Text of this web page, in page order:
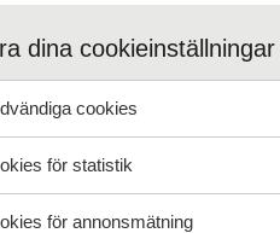
Black friday, Julrea, Alla
priser under en väldigt kort tid,
på
dina cookieinställningar
cookies
för statistik
för annonsmätning